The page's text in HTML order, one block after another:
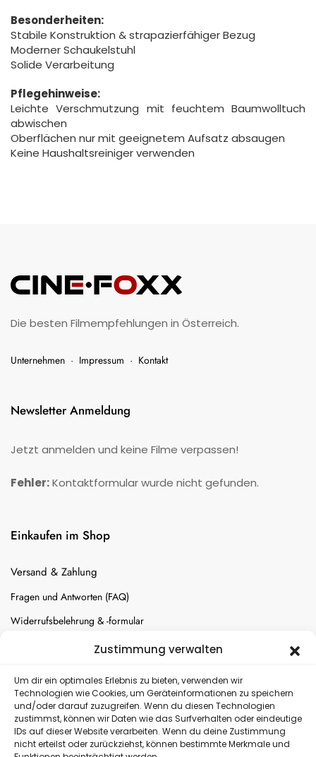
Zustimmung verwalten
Um dir ein optimales Erlebnis zu bieten, verwenden wir
Technologien wie Cookies, um Geräteinformationen zu speichern
und/oder darauf zuzugreifen. Wenn du diesen Technologien
zustimmst, können wir Daten wie das Surfverhalten oder eindeutige
IDs auf dieser Website verarbeiten. Wenn du deine Zustimmung
nicht erteilst oder zurückziehst, können bestimmte Merkmale und
Besonderheiten:
Stabile Konstruktion & strapazierfähiger Bezug
Moderner Schaukelstuhl
Solide Verarbeitung
Pflegehinweise:
Leichte Verschmutzung mit feuchtem Baumwolltuch
abwischen
Oberflächen nur mit geeignetem Aufsatz absaugen
Keine Haushaltsreiniger verwenden
Die besten Filmempfehlungen in Österreich.
Unternehmen · Impressum · Kontakt
Newsletter Anmeldung
Jetzt anmelden und keine Filme verpassen!
Fehler:Kontaktformular wurde nicht gefunden.
Einkaufen im Shop
Versand & Zahlung
Fragen und Antworten (FAQ)
Widerrufsbelehrung & -formular
Batterien-Entsorgung
Versand